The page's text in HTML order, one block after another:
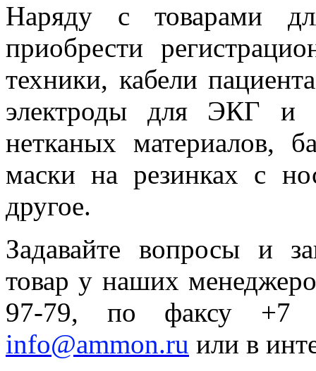
Наряду с товарами
приобрести
техники, кабели
электроды для ЭКГ и
нетканых материалов,
маски на резинках с
другое.
Задавайте вопросы и
товар у наших
97-79, по факсу +7
info@ammon.ru или в